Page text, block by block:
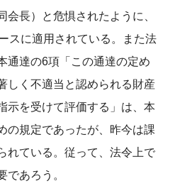
会長）と危惧されたように、
スに適用されている。また法
通達の6項「この通達の定め
しく不適当と認められる財産
示を受けて評価する」は、本
の規定であったが、昨今は課
れている。従って、法令上で
であろう。